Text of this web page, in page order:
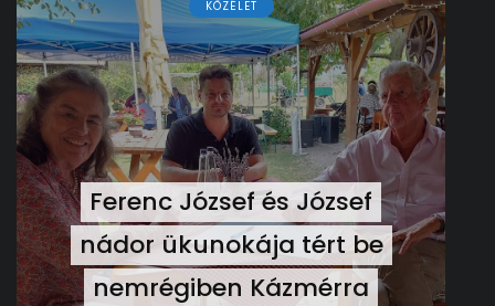
KÖZÉLET
Ferenc József és József
nádor ükunokája tért be
nemrégiben Kázmérra